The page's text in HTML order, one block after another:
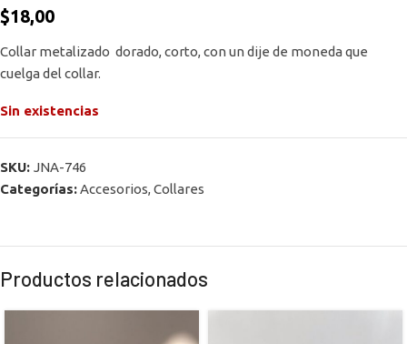
$18,00
Collar metalizado dorado, corto, con un dije de moneda que
cuelga del collar.
Sin existencias
SKU: JNA-746
Categorías:Accesorios, Collares
Productos relacionados